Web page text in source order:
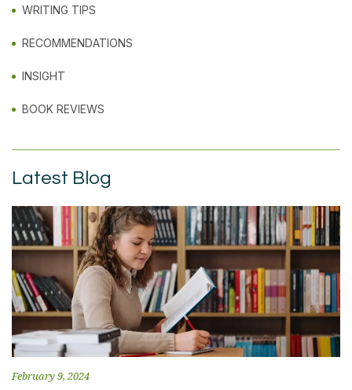
WRITING TIPS
RECOMMENDATIONS
INSIGHT
BOOK REVIEWS
Latest Blog
February 9, 2024